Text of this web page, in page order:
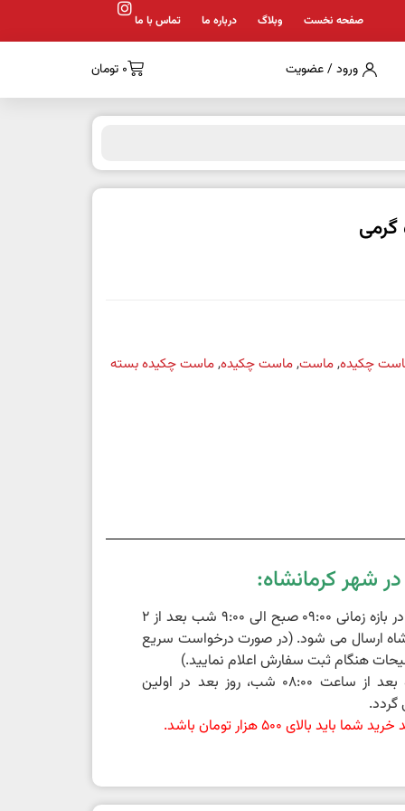
صفحه نخست وبلاگ درباره ما تماس با ما
ورود / عضویت 0 تومان
چکیده,ماست,ماست چکیده,ماست چکیده بسته
شهر کرمانشاه:
سفارشات ثبت شده در بازه زمانی 09:00 صبح الی 9:00 شب بعد از 2
ارسال می شود. (در صورت درخواست سریع
هنگام ثبت سفارش اعلام نمایید.)
سفارشات ثبت شده بعد از ساعت 08:00 شب، روز بعد در اولین
بالای 500 هزار تومان باشد.